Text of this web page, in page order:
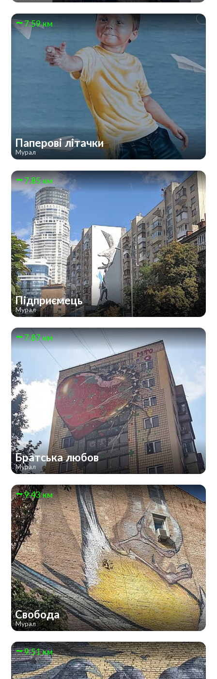
7.59 км
Паперові літачки
Мурал
7.85 км
Підприємець
Мурал
7.87 км
Братська любов
Мурал
9.43 км
Свобода
Мурал
9.51 км